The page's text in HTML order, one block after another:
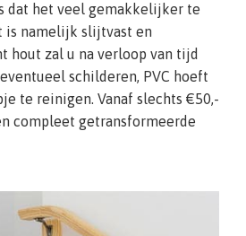
dat het veel gemakkelijker te
is namelijk slijtvast en
hout zal u na verloop van tijd
schilderen, PVC hoeft
te reinigen. Vanaf slechts €50,-
compleet getransformeerde